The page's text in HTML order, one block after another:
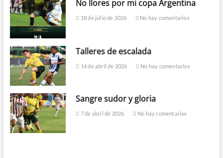
No llores por mi copa Argentina
18 de julio de 2026 No hay comentarios
Talleres de escalada
14 de abril de 2026 No hay comentarios
Sangre sudor y gloria
7 de abril de 2026 No hay comentarios